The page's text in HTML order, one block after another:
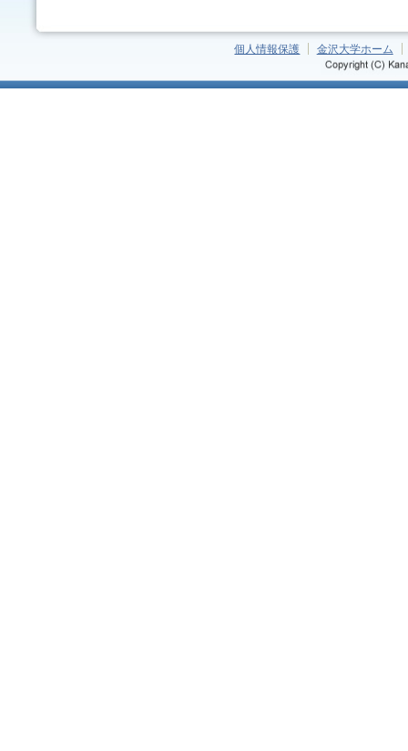
個人情報保護 金沢大学ホーム